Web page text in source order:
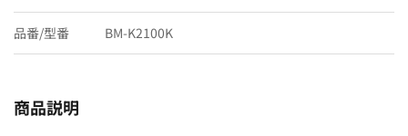
品番/型番 BM-K2100K
商品説明